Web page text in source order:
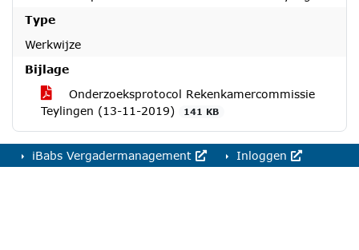
Type
Werkwijze
Bijlage
Onderzoeksprotocol Rekenkamercommissie
Teylingen (13-11-2019)
141 KB
iBabs Vergadermanagement Inloggen